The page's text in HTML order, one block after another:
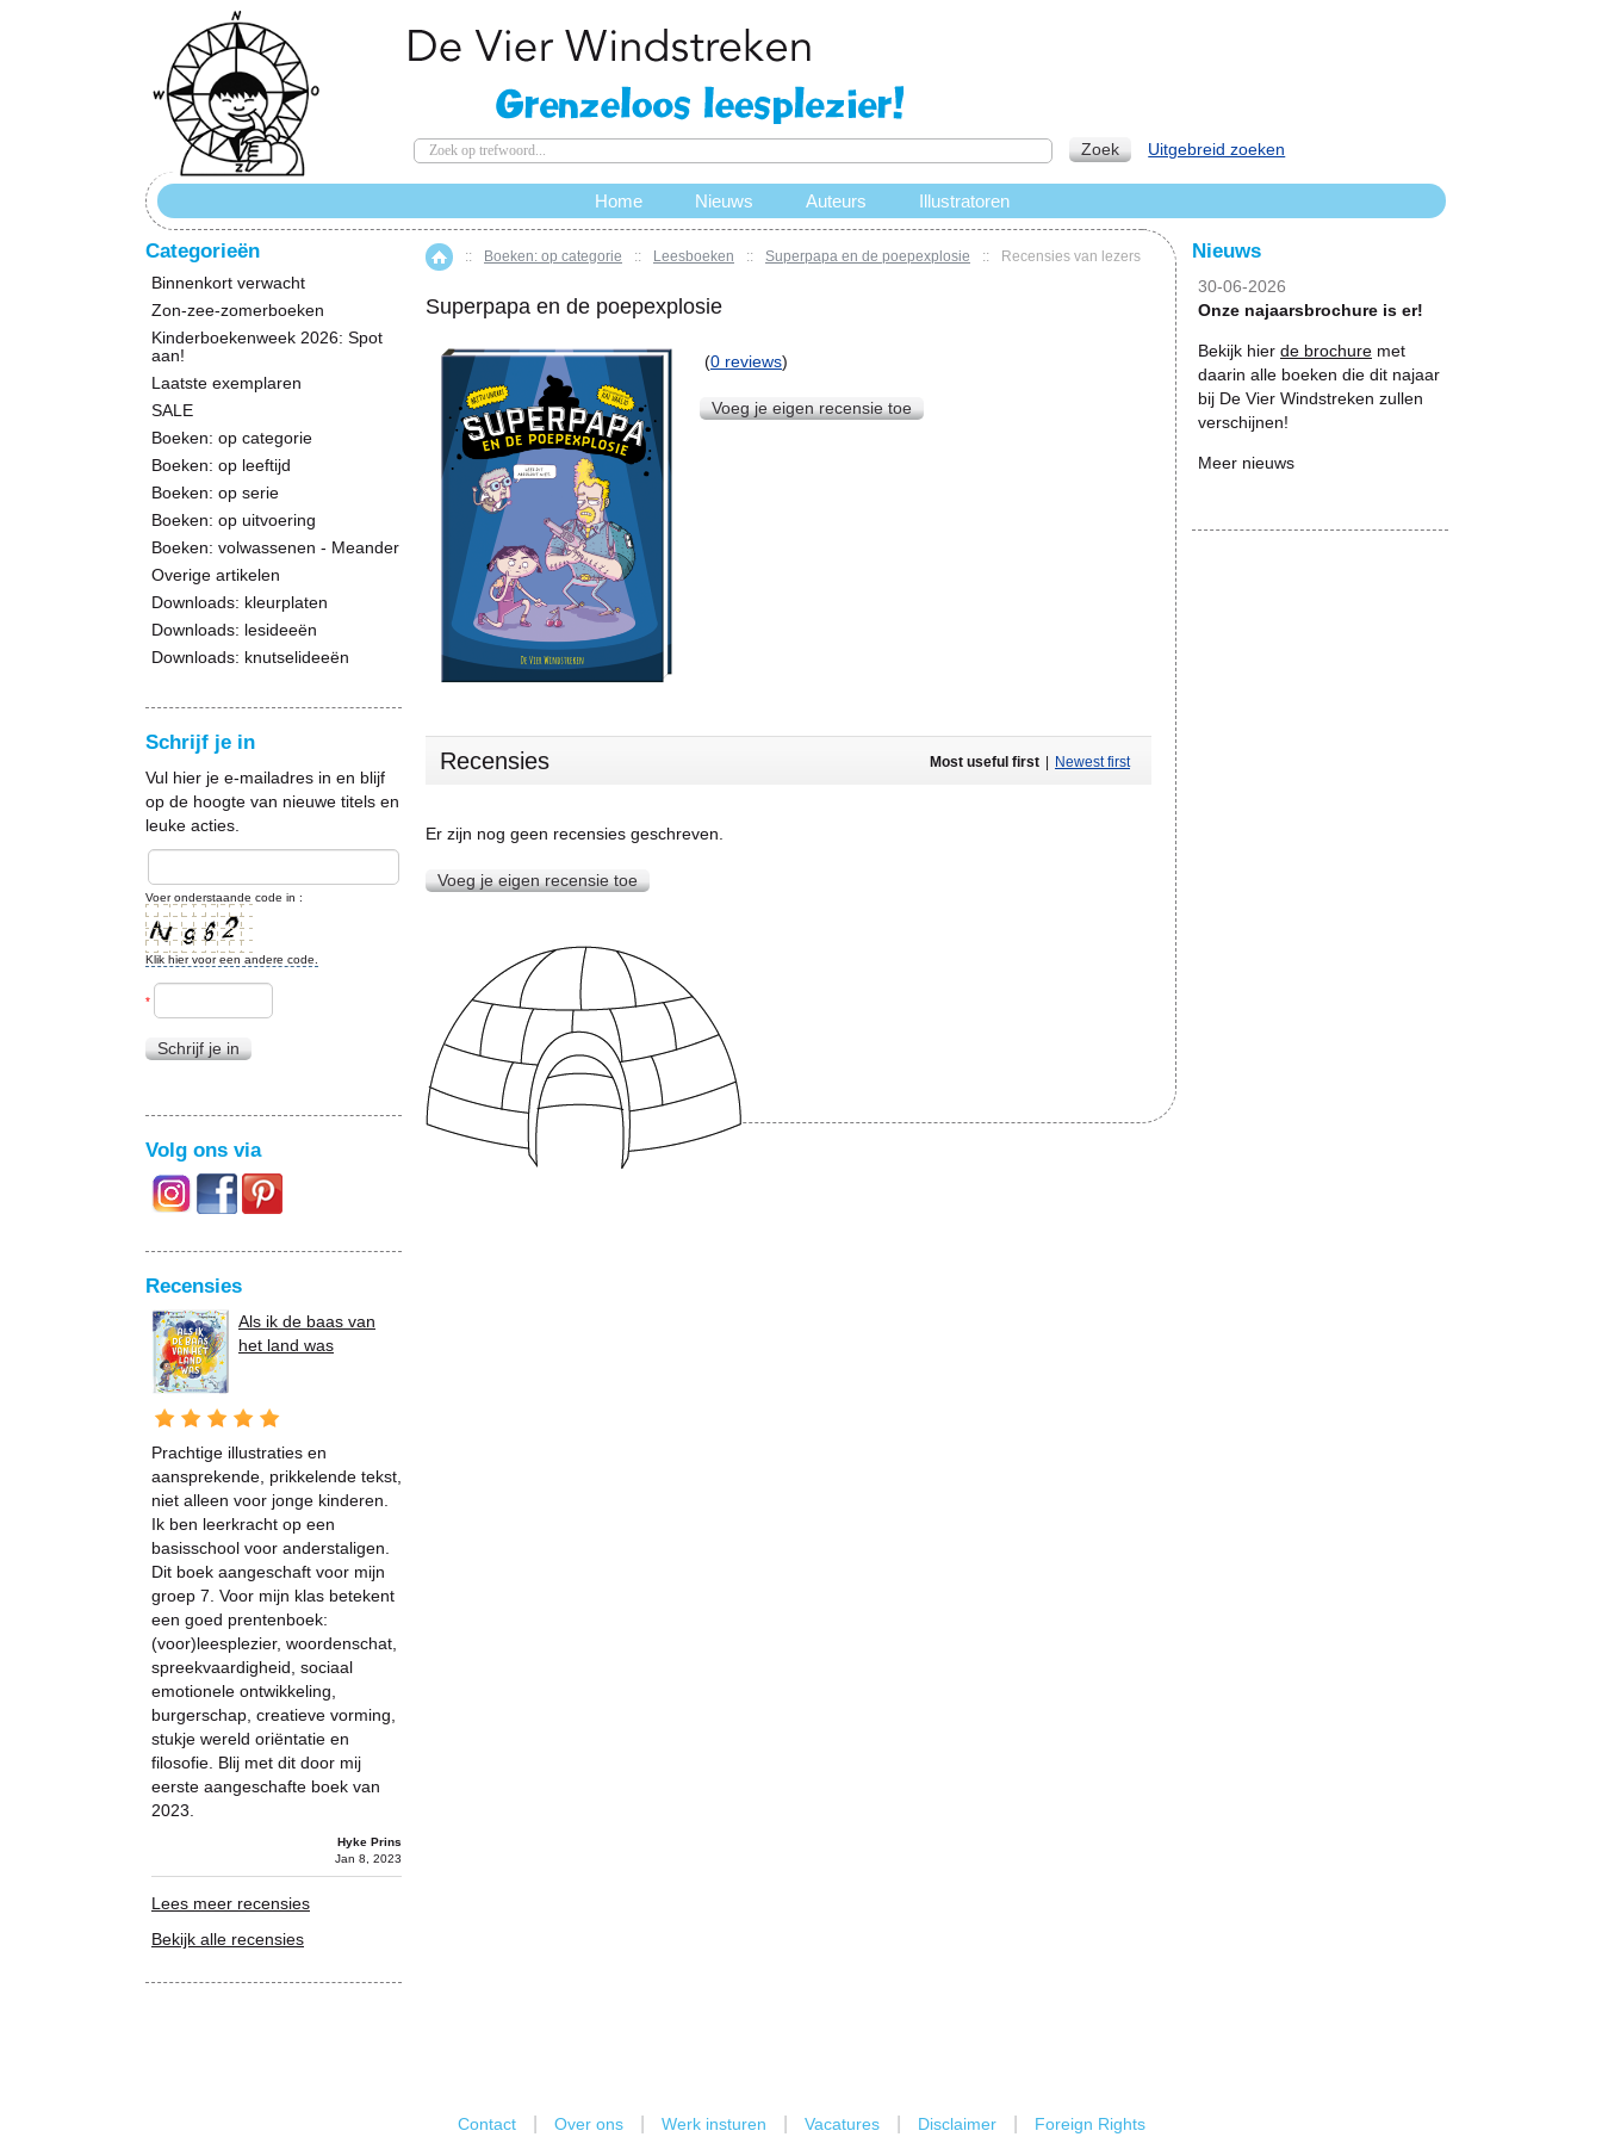
Home
:: Boeken: op categorie :: Leesboeken :: Superpapa en de poepexplosie :: Recensies van lezers
Superpapa en de poepexplosie
(0 reviews)
Voeg je eigen recensie toe
Recensies Most useful first | Newest first
Er zijn nog geen recensies geschreven.
Voeg je eigen recensie toe
Categorieën
Binnenkort verwacht
Zon-zee-zomerboeken
Kinderboekenweek 2026: Spot
aan!
Laatste exemplaren
SALE
Boeken: op categorie
Boeken: op leeftijd
Boeken: op serie
Boeken: op uitvoering
Boeken: volwassenen - Meander
Overige artikelen
Downloads: kleurplaten
Downloads: lesideeën
Downloads: knutselideeën
Schrijf je in
Vul hier je e-mailadres in en blijf
op de hoogte van nieuwe titels en
leuke acties.
Voer onderstaande code in :
Klik hier voor een andere code.
*
Schrijf je in
Volg ons via
Recensies
Als ik de baas van
het land was
Prachtige illustraties en
aansprekende, prikkelende tekst,
niet alleen voor jonge kinderen.
Ik ben leerkracht op een
basisschool voor anderstaligen.
Dit boek aangeschaft voor mijn
groep 7. Voor mijn klas betekent
een goed prentenboek:
(voor)leesplezier, woordenschat,
spreekvaardigheid, sociaal
emotionele ontwikkeling,
burgerschap, creatieve vorming,
stukje wereld oriëntatie en
filosofie. Blij met dit door mij
eerste aangeschafte boek van
2023.
Hyke Prins
Jan 8, 2023
Lees meer recensies
Bekijk alle recensies
Nieuws
30-06-2026
Onze najaarsbrochure is er!
Bekijk hier de brochure met
daarin alle boeken die dit najaar
bij De Vier Windstreken zullen
verschijnen!
Meer nieuws
Zoek Uitgebreid zoeken
Home Nieuws Auteurs Illustratoren
Contact Over ons Werk insturen Vacatures Disclaimer Foreign Rights